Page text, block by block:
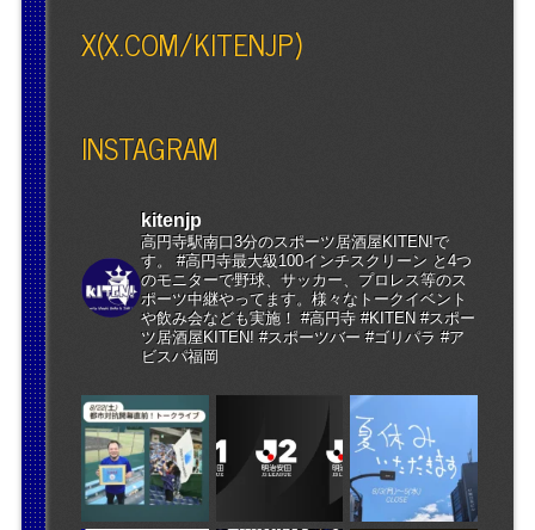
X(X.COM/KITENJP)
INSTAGRAM
kitenjp
高円寺駅南口3分のスポーツ居酒屋KITEN!で
す。 #高円寺最大級100インチスクリーン と4つ
のモニターで野球、サッカー、プロレス等のス
ポーツ中継やってます。様々なトークイベント
や飲み会なども実施！ #高円寺 #KITEN #スポー
ツ居酒屋KITEN! #スポーツバー #ゴリパラ #ア
ビスパ福岡